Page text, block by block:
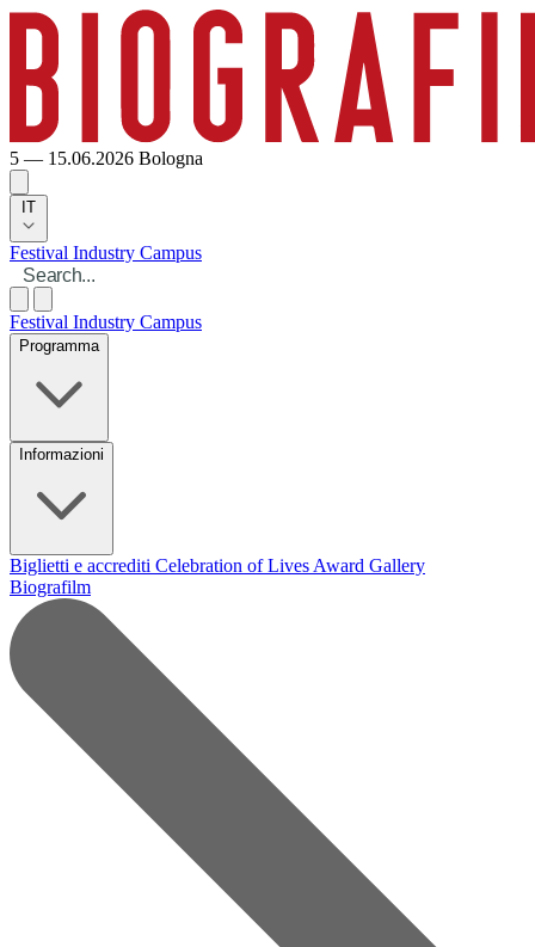
5 — 15.06.2026 Bologna
IT
Festival Industry Campus
Festival Industry Campus
Programma
Informazioni
Biglietti e accrediti Celebration of Lives Award Gallery
Biografilm